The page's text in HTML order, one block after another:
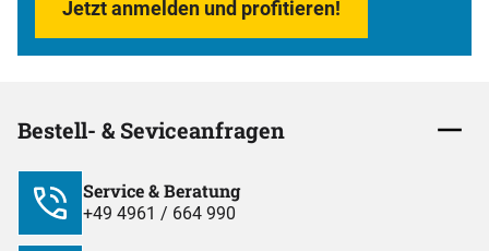
Jetzt anmelden und profitieren!
Bestell- & Seviceanfragen
Service & Beratung
+49 4961 / 664 990